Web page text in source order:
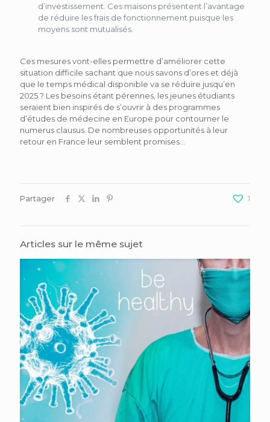
d’investissement. Ces maisons présentent l’avantage
de réduire les frais de fonctionnement puisque les
moyens sont mutualisés.
Ces mesures vont-elles permettre d’améliorer cette
situation difficile sachant que nous savons d’ores et déjà
que le temps médical disponible va se réduire jusqu’en
2025 ? Les besoins étant pérennes, les jeunes étudiants
seraient bien inspirés de s’ouvrir à des programmes
d’études de médecine en Europe pour contourner le
numerus clausus. De nombreuses opportunités à leur
retour en France leur semblent promises…
Partager 1
Articles sur le même sujet